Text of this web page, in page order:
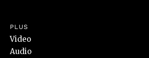
PLUS
Video
Audio